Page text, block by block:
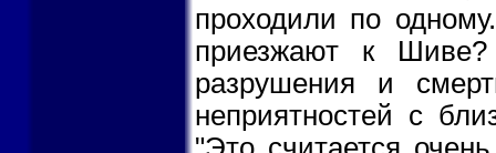
проходили по
приезжают к
разрушения и
неприятностей с